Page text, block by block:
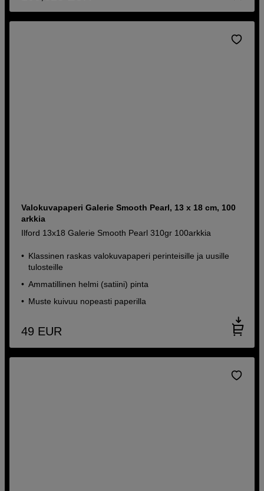
Valokuvapaperi Galerie Smooth Pearl, 13 x 18 cm, 100
arkkia
Ilford 13x18 Galerie Smooth Pearl 310gr 100arkkia
Klassinen raskas valokuvapaperi perinteisille ja uusille
tulosteille
Ammatillinen helmi (satiini) pinta
Muste kuivuu nopeasti paperilla
49 EUR